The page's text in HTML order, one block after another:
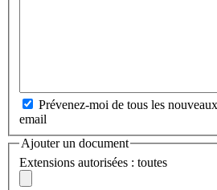
Prévenez-moi de tous les
email
Ajouter un document
Extensions autorisées : toutes